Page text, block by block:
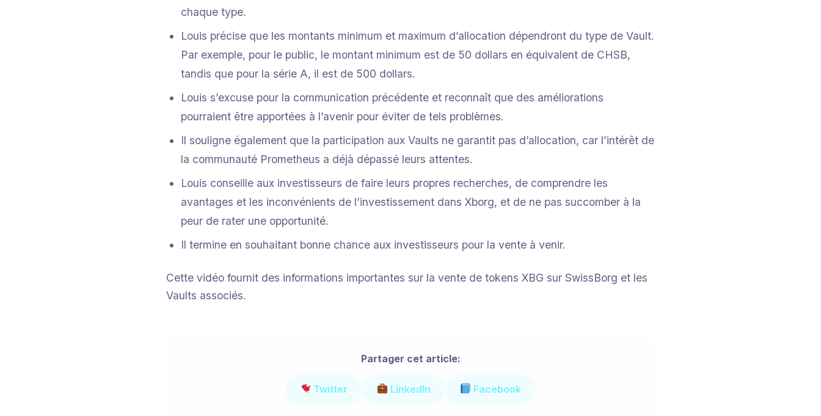
chaque type.
Louis précise que les montants minimum et maximum d’allocation dépendront du type de Vault.
Par exemple, pour le public, le montant minimum est de 50 dollars en équivalent de CHSB,
tandis que pour la série A, il est de 500 dollars.
Louis s’excuse pour la communication précédente et reconnaît que des améliorations
pourraient être apportées à l’avenir pour éviter de tels problèmes.
Il souligne également que la participation aux Vaults ne garantit pas d’allocation, car l’intérêt de
la communauté Prometheus a déjà dépassé leurs attentes.
Louis conseille aux investisseurs de faire leurs propres recherches, de comprendre les
avantages et les inconvénients de l’investissement dans Xborg, et de ne pas succomber à la
peur de rater une opportunité.
Il termine en souhaitant bonne chance aux investisseurs pour la vente à venir.
Cette vidéo fournit des informations importantes sur la vente de tokens XBG sur SwissBorg et les
Vaults associés.
Partager cet article:
Twitter LinkedIn Facebook